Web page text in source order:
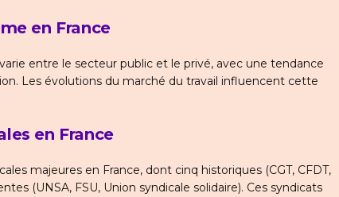
en France
entre le secteur public et le privé, avec une tendance
Les évolutions du marché du travail influencent cette
en France
majeures en France, dont cinq historiques (CGT, CFDT,
(UNSA, FSU, Union syndicale solidaire). Ces syndicats